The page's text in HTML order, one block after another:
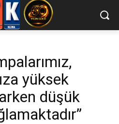
yüksek
düşük